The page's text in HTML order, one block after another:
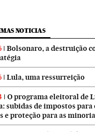
NOTICIAS
Bolsonaro, a destruição
Lula, uma ressurreição
O programa eleitoral de
subidas de impostos para
e proteção para as